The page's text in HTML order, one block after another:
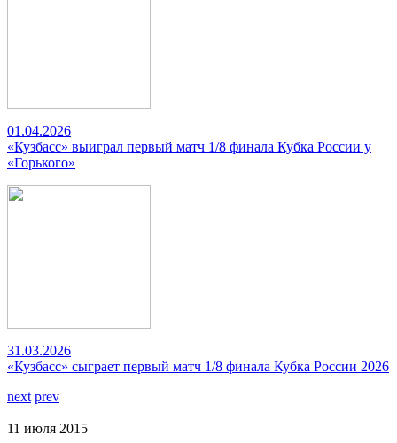
01.04.2026
«Кузбасс» выиграл первый матч 1/8 финала Кубка России у
«Горького»
31.03.2026
«Кузбасс» сыграет первый матч 1/8 финала Кубка России 2026
next prev
11 июля 2015